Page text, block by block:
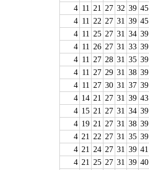
4 11 21 27 32 39 45
4 11 22 27 31 39 45
4 11 25 27 31 34 39
4 11 26 27 31 33 39
4 11 27 28 31 35 39
4 11 27 29 31 38 39
4 11 27 30 31 37 39
4 14 21 27 31 39 43
4 15 21 27 31 34 39
4 19 21 27 31 38 39
4 21 22 27 31 35 39
4 21 24 27 31 39 41
4 21 25 27 31 39 40